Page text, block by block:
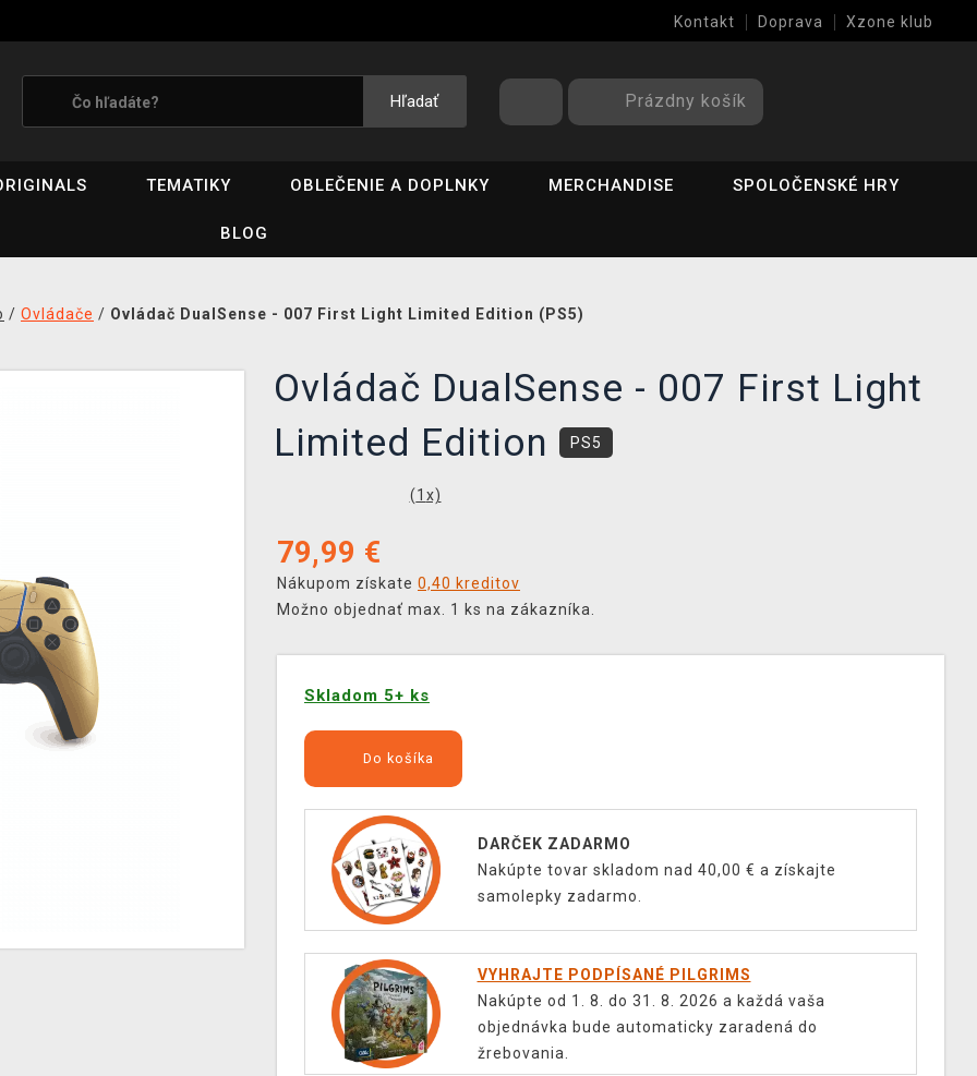
Kontakt Doprava Xzone klub
Hľadať Prázdny košík
TEMATIKY OBLEČENIE A DOPLNKY MERCHANDISE SPOLOČENSKÉ HRY
BLOG
/ Ovládače / Ovládač DualSense - 007 First Light Limited Edition (PS5)
Ovládač DualSense - 007 First Light
Limited Edition
PS5
(1 x)
79,99 €
Nákupom získate 0,40 kreditov
Možno objednať max. 1 ks na zákazníka.
Skladom 5+ ks
Do košíka
DARČEK ZADARMO
Nakúpte tovar skladom nad 40,00 € a získajte
samolepky zadarmo.
VYHRAJTE PODPÍSANÉ PILGRIMS
Nakúpte od 1. 8. do 31. 8. 2026 a každá vaša
objednávka bude automaticky zaradená do
žrebovania.